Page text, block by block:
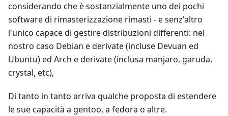
considerando che è sostanzialmente uno dei pochi
software di rimasterizzazione rimasti - e senz'altro
l'unico capace di gestire distribuzioni differenti: nel
nostro caso Debian e derivate (incluse Devuan ed
Ubuntu) ed Arch e derivate (inclusa manjaro, garuda,
crystal, etc),
Di tanto in tanto arriva qualche proposta di estendere
le sue capacità a gentoo, a fedora o altre.